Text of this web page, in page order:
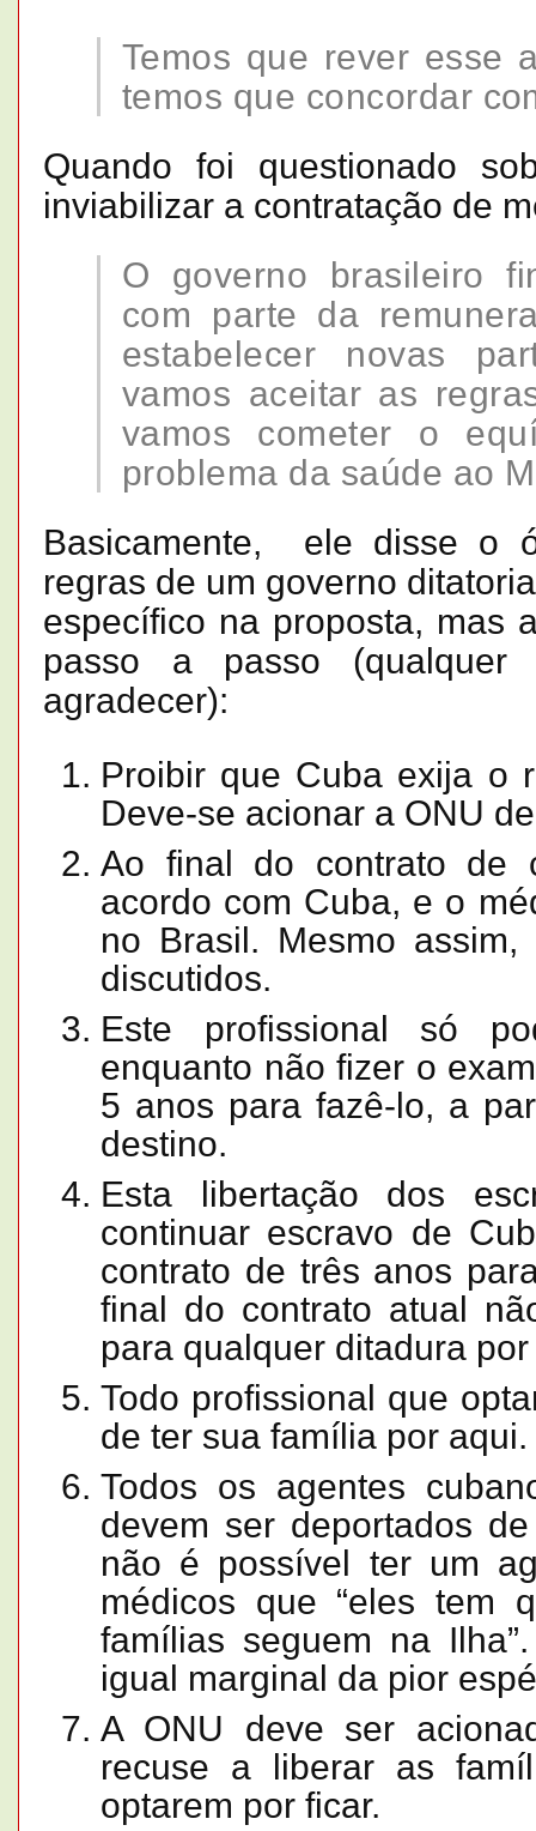
Temos que rever esse
temos que concordar
Quando foi questionado
inviabilizar a contratação de
O governo brasileiro
com parte da
estabelecer novas
vamos aceitar as
vamos cometer o
problema da saúde ao
Basicamente, ele disse o
regras de um governo
específico na proposta, mas
passo a passo
agradecer):
Proibir que Cuba exija o
Deve-se acionar a ONU
Ao final do contrato de
acordo com Cuba, e o
no Brasil. Mesmo
discutidos.
Este profissional só
enquanto não fizer o
5 anos para fazê-lo, a
destino.
Esta libertação dos
continuar escravo de
contrato de três anos
final do contrato atual
para qualquer ditadura por
Todo profissional que
de ter sua família por aqui.
Todos os agentes
devem ser deportados
não é possível ter um
médicos que “eles tem
famílias seguem na
igual marginal da pior
A ONU deve ser
recuse a liberar as
optarem por ficar.